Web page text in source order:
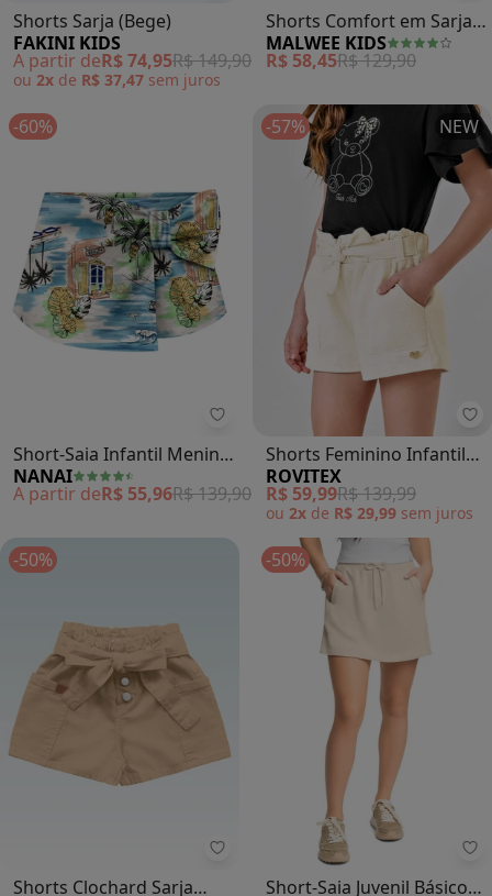
Shorts Sarja (Bege)
FAKINI KIDS
A partir deR$ 74,95R$ 149,90
ou 2x de R$ 37,47 sem juros
Shorts Comfort em Sarja
(Off White)
MALWEE KIDS
R$ 58,45R$ 129,90
-60%
Nanai - Short-Saia Infantil
Short-Saia Infantil Menina
Laço (Off White)
NANAI
A partir deR$ 55,96R$ 139,90
-57% NEW
Shorts Feminino Infantil
Cós e Bolso (Bege)
ROVITEX
R$ 59,99R$ 139,99
ou 2x de R$ 29,99 sem juros
-50%
Fkn Play Denim - Shorts
Shorts Clochard Sarja
-50%
Short-Saia Juvenil Básico